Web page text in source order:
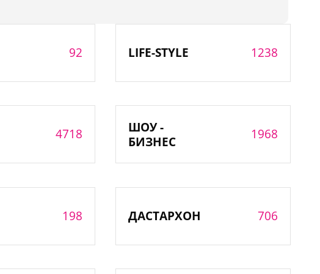
92 LIFE-STYLE 1238
4718
ШОУ -
БИЗНЕС
1968
198 ДАСТАРХОН 706